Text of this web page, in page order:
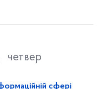
четвер
сфері